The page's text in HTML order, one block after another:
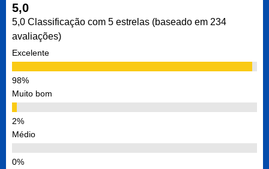
5,0
5,0 Classificação com 5 estrelas (baseado em 234
avaliações)
Excelente
Muito bom
Médio